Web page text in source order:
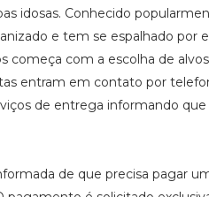
idosas. Conhecido
e tem se espalhado por
começa com a escolha de
entram em contato por
de entrega informando
de que precisa pagar